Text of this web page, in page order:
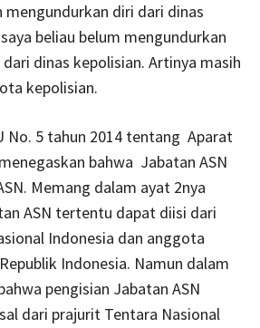
mengundurkan diri dari dinas
beliau belum mengundurkan
dinas kepolisian. Artinya masih
kepolisian.
No. 5 tahun 2014 tentang Aparat
bahwa Jabatan ASN
Memang dalam ayat 2nya
ASN tertentu dapat diisi dari
Indonesia dan anggota
Indonesia. Namun dalam
pengisian Jabatan ASN
dari prajurit Tentara Nasional